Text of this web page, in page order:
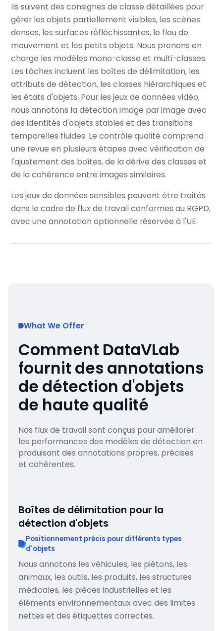
Ils suivent des consignes de classe détaillées pour
gérer les objets partiellement visibles, les scènes
denses, les surfaces réfléchissantes, le flou de
mouvement et les petits objets. Nous prenons en
charge les modèles mono-classe et multi-classes.
Les tâches incluent les boîtes de délimitation, les
attributs de détection, les classes hiérarchiques et
les états d'objets. Pour les jeux de données vidéo,
nous annotons la détection image par image avec
des identités d'objets stables et des transitions
temporelles fluides. Le contrôle qualité comprend
une revue en plusieurs étapes avec vérification de
l'ajustement des boîtes, de la dérive des classes et
de la cohérence entre images similaires.
Les jeux de données sensibles peuvent être traités
dans le cadre de flux de travail conformes au RGPD,
avec une annotation optionnelle réservée à l'UE.
What We Offer
Comment DataVLab
fournit des annotations
de détection d'objets
de haute qualité
Nos flux de travail sont conçus pour améliorer
les performances des modèles de détection en
produisant des annotations propres, précises
et cohérentes.
Boîtes de délimitation pour la
détection d'objets
Positionnement précis pour différents types
d'objets
Nous annotons les véhicules, les piétons, les
animaux, les outils, les produits, les structures
médicales, les pièces industrielles et les
éléments environnementaux avec des limites
nettes et des étiquettes correctes.